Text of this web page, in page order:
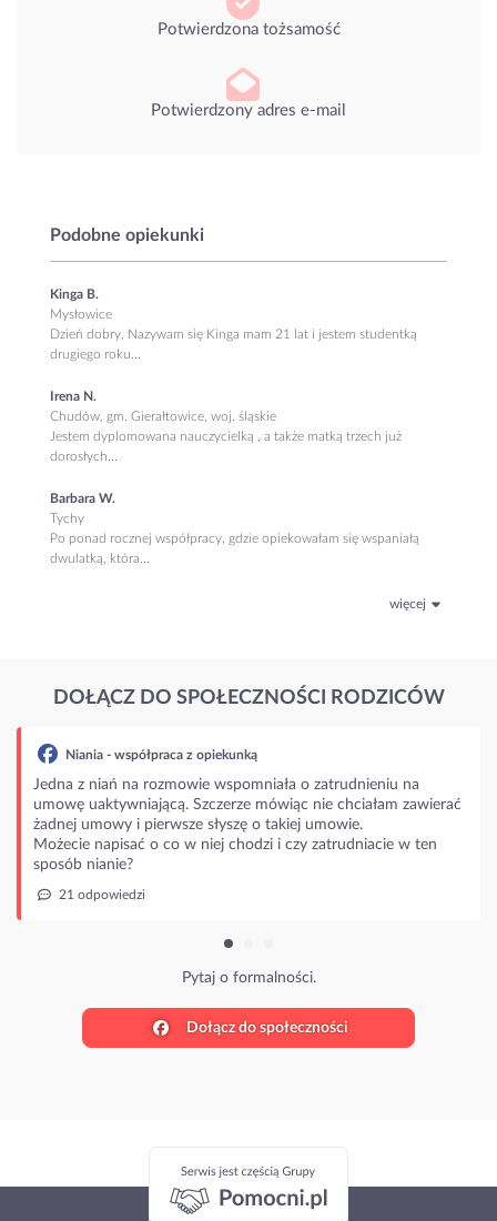
Potwierdzona tożsamość
Potwierdzony adres e-mail
Podobne opiekunki
Kinga B.
Mysłowice
Dzień dobry, Nazywam się Kinga mam 21 lat i jestem studentką
drugiego roku...
Irena N.
Chudów, gm. Gierałtowice, woj. śląskie
Jestem dyplomowana nauczycielką , a także matką trzech już
dorosłych...
Barbara W.
Tychy
Po ponad rocznej współpracy, gdzie opiekowałam się wspaniałą
dwulatką, która...
więcej
DOŁĄCZ DO SPOŁECZNOŚCI RODZICÓW
o zatrudnieniu na
mówiąc nie chciałam zawierać
o takiej umowie.
i czy zatrudniacie w ten
Dołącz do społeczności